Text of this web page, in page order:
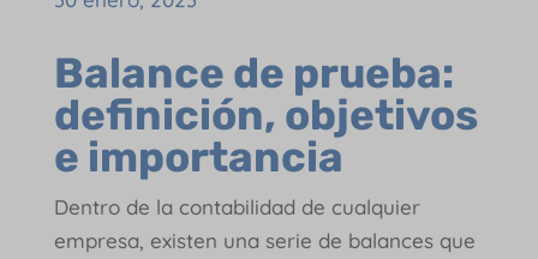
Balance de prueba:
definición, objetivos
e importancia
Dentro de la contabilidad de cualquier
empresa, existen una serie de balances que